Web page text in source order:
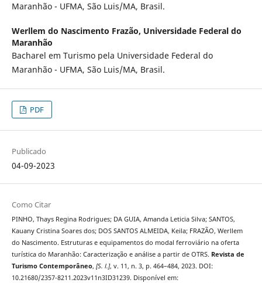
Maranhão - UFMA, São Luis/MA, Brasil.
Werllem do Nascimento Frazão, Universidade Federal do
Maranhão
Bacharel em Turismo pela Universidade Federal do
Maranhão - UFMA, São Luis/MA, Brasil.
PDF
Publicado
04-09-2023
Como Citar
PINHO, Thays Regina Rodrigues; DA GUIA, Amanda Leticia Silva; SANTOS,
Kauany Cristina Soares dos; DOS SANTOS ALMEIDA, Keila; FRAZÃO, Werllem
do Nascimento. Estruturas e equipamentos do modal ferroviário na oferta
turística do Maranhão: Caracterização e análise a partir de OTRS. Revista de
Turismo Contemporâneo, [S. l.], v. 11, n. 3, p. 464–484, 2023. DOI:
10.21680/2357-8211.2023v11n3ID31239. Disponível em: